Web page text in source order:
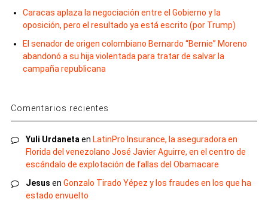
Caracas aplaza la negociación entre el Gobierno y la
oposición, pero el resultado ya está escrito (por Trump)
El senador de origen colombiano Bernardo “Bernie” Moreno
abandonó a su hija violentada para tratar de salvar la
campaña republicana
Comentarios recientes
Yuli Urdaneta en LatinPro Insurance, la aseguradora en
Florida del venezolano José Javier Aguirre, en el centro de
escándalo de explotación de fallas del Obamacare
Jesus en Gonzalo Tirado Yépez y los fraudes en los que ha
estado envuelto